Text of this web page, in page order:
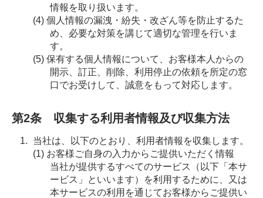
情報を取り扱います。
個人情報の漏洩・紛失・改ざん等を防止するた
め、必要な対策を講じて適切な管理を行いま
す。
保有する個人情報について、お客様本人からの
開示、訂正、削除、利用停止の依頼を所定の窓
口でお受けして、誠意をもって対応します。
第2条 収集する利用者情報及び収集方法
当社は、以下のとおり、利用者情報を収集します。
お客様ご自身の入力からご提供いただく情報
当社が提供するすべてのサービス（以下「本サ
ービス」といいます）を利用するために、又は
本サービスの利用を通じてお客様からご提供い